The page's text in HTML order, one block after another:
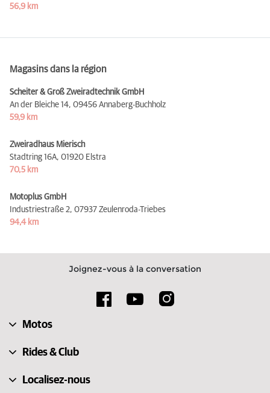
56,9 km
Magasins dans la région
Scheiter & Groß Zweiradtechnik GmbH
An der Bleiche 14, 09456 Annaberg-Buchholz
59,9 km
Zweiradhaus Mierisch
Stadtring 16A, 01920 Elstra
70,5 km
Motoplus GmbH
Industriestraße 2, 07937 Zeulenroda-Triebes
94,4 km
Joignez-vous à la conversation
Motos
Rides & Club
Localisez-nous